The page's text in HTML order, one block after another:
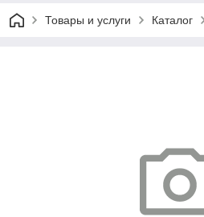
Товары и услуги Каталог